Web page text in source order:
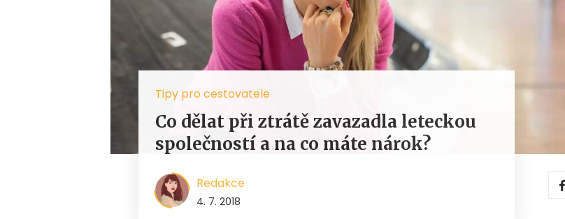
Tipy pro cestovatele
Co dělat při ztrátě zavazadla leteckou
společností a na co máte nárok?
Redakce
4. 7. 2018